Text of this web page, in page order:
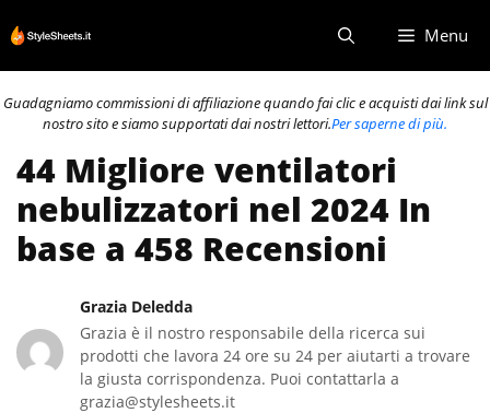
al
contenuto
Menu
Guadagniamo commissioni di affiliazione quando fai clic e acquisti dai link sul
nostro sito e siamo supportati dai nostri lettori.Per saperne di più.
44 Migliore ventilatori
nebulizzatori nel 2024 In
base a 458 Recensioni
Grazia Deledda
Grazia è il nostro responsabile della ricerca sui
prodotti che lavora 24 ore su 24 per aiutarti a trovare
la giusta corrispondenza. Puoi contattarla a
grazia@stylesheets.it